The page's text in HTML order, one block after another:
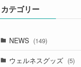
カテゴリー
NEWS (149)
ウェルネスグッズ (5)